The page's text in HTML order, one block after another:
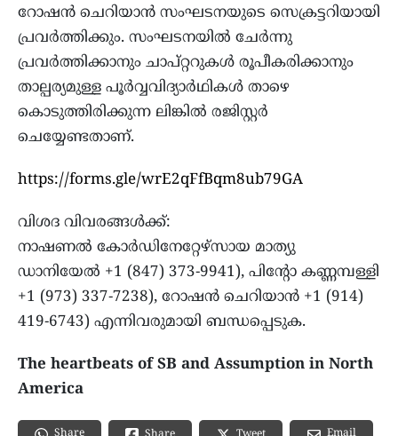
റോഷൻ ചെറിയാൻ സംഘടനയുടെ സെക്രട്ടറിയായി
പ്രവർത്തിക്കും. സംഘടനയിൽ ചേർന്നു
പ്രവർത്തിക്കാനും ചാപ്റ്ററുകൾ രൂപീകരിക്കാനും
താല്പര്യമുള്ള പൂർവ്വവിദ്യാർഥികൾ താഴെ
കൊടുത്തിരിക്കുന്ന ലിങ്കിൽ രജിസ്റ്റർ
ചെയ്യേണ്ടതാണ്.
https://forms.gle/wrE2qFfBqm8ub79GA
വിശദ വിവരങ്ങൾക്ക്:
നാഷണൽ കോർഡിനേറ്റേഴ്‌സായ മാത്യു
ഡാനിയേൽ +1 (847) 373-9941), പിന്റോ കണ്ണമ്പള്ളി
+1 (973) 337-7238), റോഷൻ ചെറിയാൻ +1 (914)
419-6743) എന്നിവരുമായി ബന്ധപ്പെടുക.
The heartbeats of SB and Assumption in North
America